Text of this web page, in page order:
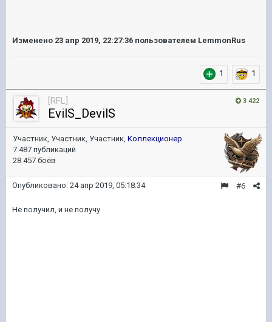
Изменено 23 апр 2019, 22:27:36 пользователем LemmonRus
1 1
3 422
[RFL]
EvilS_DevilS
Участник, Участник, Участник, Коллекционер
7 487 публикаций
28 457 боёв
#6
Опубликовано: 24 апр 2019, 05:18:34
Не получил, и не получу